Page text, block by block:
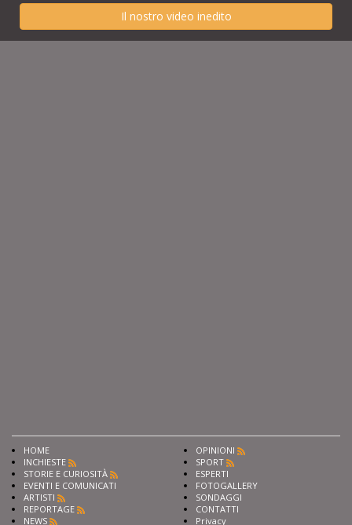
Il nostro video inedito
HOME
INCHIESTE
STORIE E CURIOSITÀ
EVENTI E COMUNICATI
ARTISTI
REPORTAGE
NEWS
OPINIONI
SPORT
ESPERTI
FOTOGALLERY
SONDAGGI
CONTATTI
Privacy